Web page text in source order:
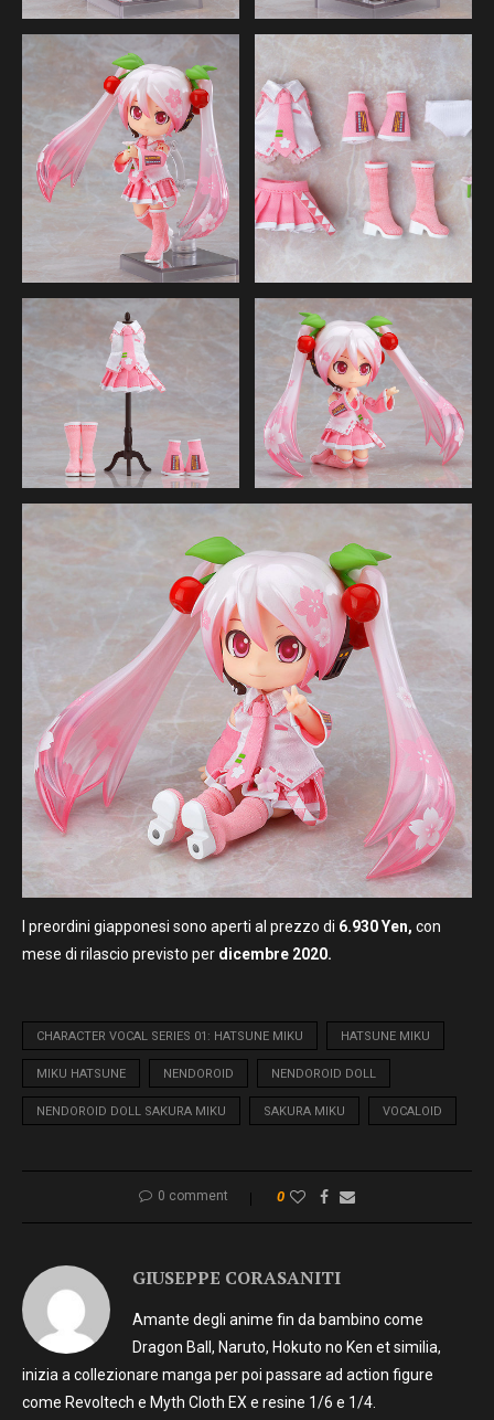
I preordini giapponesi sono aperti al prezzo di 6.930 Yen, con
mese di rilascio previsto per dicembre 2020.
CHARACTER VOCAL SERIES 01: HATSUNE MIKU HATSUNE MIKU
MIKU HATSUNE NENDOROID NENDOROID DOLL
NENDOROID DOLL SAKURA MIKU SAKURA MIKU VOCALOID
0 comment 0
GIUSEPPE CORASANITI
Amante degli anime fin da bambino come
Dragon Ball, Naruto, Hokuto no Ken et similia,
inizia a collezionare manga per poi passare ad action figure
come Revoltech e Myth Cloth EX e resine 1/6 e 1/4.